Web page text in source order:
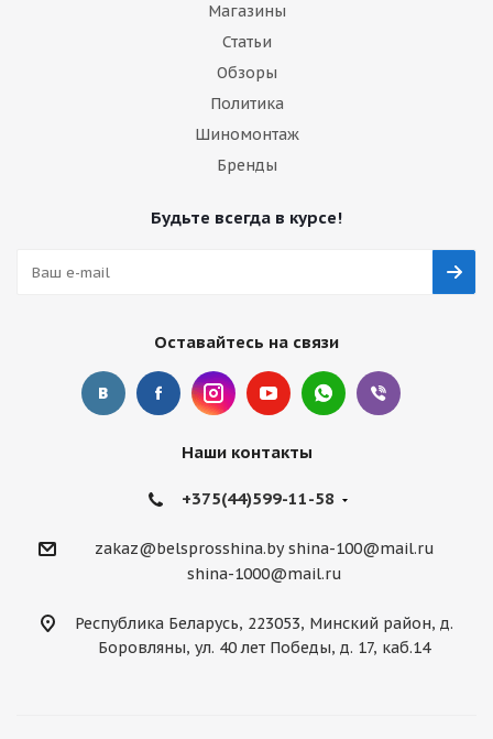
Магазины
Статьи
Обзоры
Политика
Шиномонтаж
Бренды
Будьте всегда в курсе!
Оставайтесь на связи
Наши контакты
+375(44)599-11-58
zakaz@belsprosshina.by shina-100@mail.ru
shina-1000@mail.ru
Республика Беларусь, 223053, Минский район, д.
Боровляны, ул. 40 лет Победы, д. 17, каб.14